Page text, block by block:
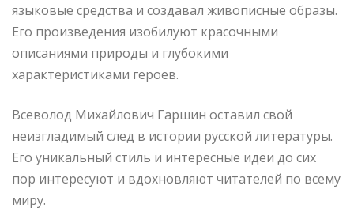
языковые средства и создавал живописные образы.
Его произведения изобилуют красочными
описаниями природы и глубокими
характеристиками героев.
Всеволод Михайлович Гаршин оставил свой
неизгладимый след в истории русской литературы.
Его уникальный стиль и интересные идеи до сих
пор интересуют и вдохновляют читателей по всему
миру.